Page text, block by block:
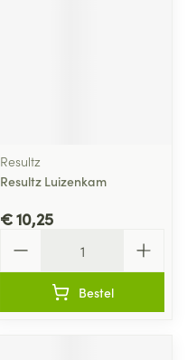
Resultz
Resultz Luizenkam
€ 10,25
Bestel